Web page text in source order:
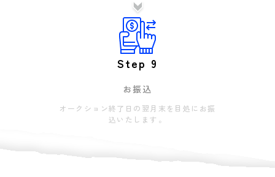
Step 9
お振込
オークション終了日の翌月末を目処にお振
込いたします。